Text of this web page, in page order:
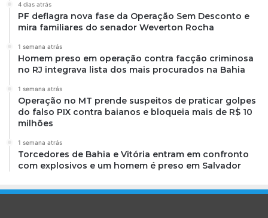
4 dias atrás
PF deflagra nova fase da Operação Sem Desconto e
mira familiares do senador Weverton Rocha
1 semana atrás
Homem preso em operação contra facção criminosa
no RJ integrava lista dos mais procurados na Bahia
1 semana atrás
Operação no MT prende suspeitos de praticar golpes
do falso PIX contra baianos e bloqueia mais de R$ 10
milhões
1 semana atrás
Torcedores de Bahia e Vitória entram em confronto
com explosivos e um homem é preso em Salvador